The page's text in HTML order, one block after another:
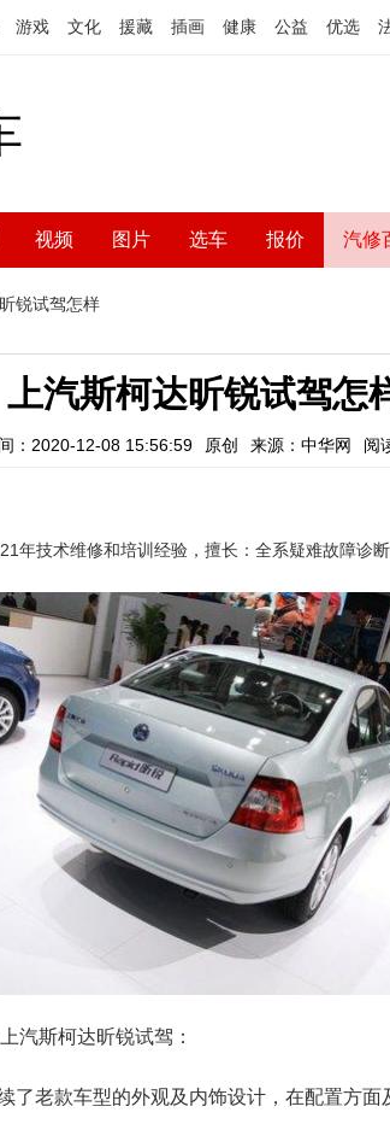
游戏 文化 援藏 插画 健康 公益 优选
视频 图片 选车 报价 汽修
锐试驾怎样
上汽斯柯达昕锐试驾怎
：2020-12-08 15:56:59 原创 来源：中华网 阅
汽斯柯达昕锐试驾：
了老款车型的外观及内饰设计，在配置方面